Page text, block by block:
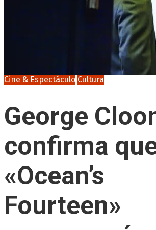
Cine & Espectáculo Cultura
George
confirma
«Ocean’s
Fourteen»